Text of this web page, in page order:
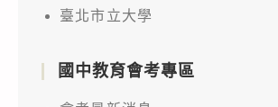
臺北市立大學
國中教育會考專區